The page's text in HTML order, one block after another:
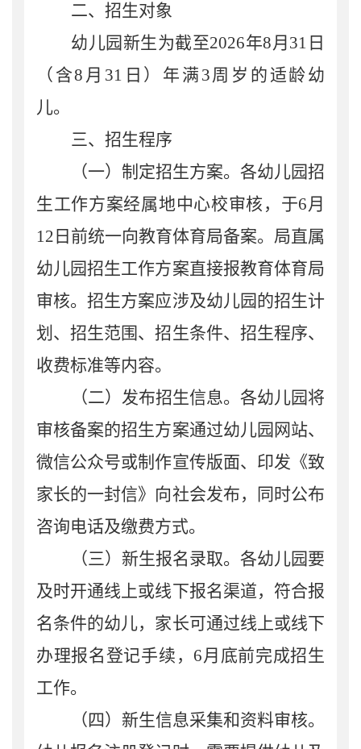
二、招生对象
幼儿园新生为截至2026年8月 31 日
（ 含8 月 31 日 ）年满 3周岁的适龄幼
儿。
三、招生程序
（一）制定招生方案。 各幼儿园招
生工作方案经属地中心校审核 ，于6月
12 日前统一向教育体育局备案。局直属
幼儿园招生工作方案直接报教育体育局
审核。招生方案应涉及幼儿园的招生计
划、招生范围、招生条件、招生程序、
收费标准等内容。
（二）发布招生信息。 各幼儿园将
审核备案的招生方案通过幼儿园网站、
微信公众号或制作宣传版面、印发《致
家长的一封信》向社会发布，同时公布
咨询电话及缴费方式。
（三）新生报名录取。 各幼儿园要
及时开通线上或线下报名渠道，符合报
名条件的幼儿，家长可通过线上或线下
办理报名登记手续 ， 6月底前完成招生
工作。
（四）新生信息采集和资料审核。